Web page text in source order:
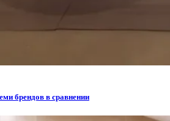
брендов в сравнении